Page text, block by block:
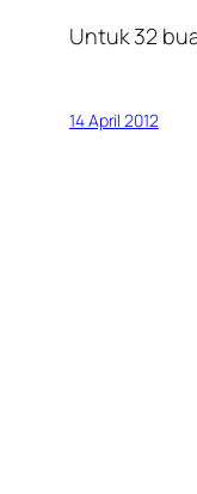
Untuk 32
14 April 2012